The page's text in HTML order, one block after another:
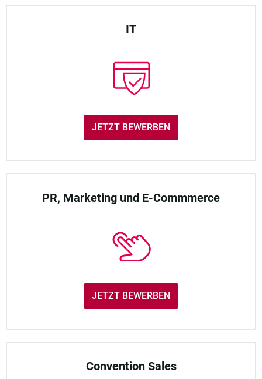
IT
JETZT BEWERBEN
PR, Marketing und E-Commmerce
JETZT BEWERBEN
Convention Sales